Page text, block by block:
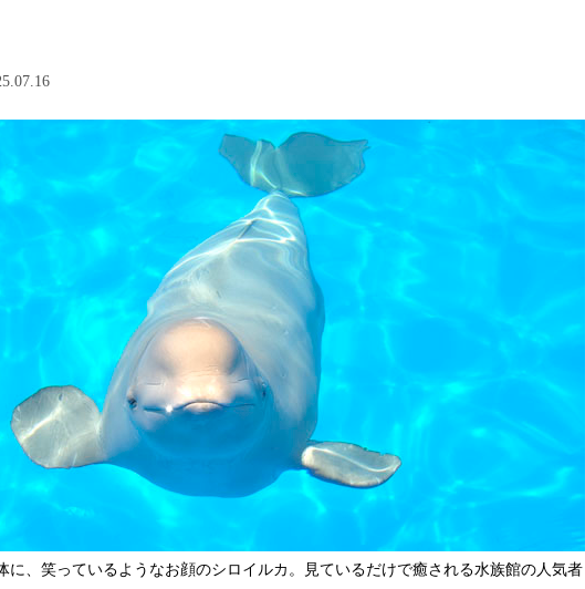
に、笑っているようなお顔のシロイルカ。見ているだけで癒される水族館の人気者